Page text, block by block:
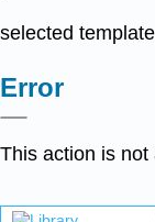
selected
Error
This action is not